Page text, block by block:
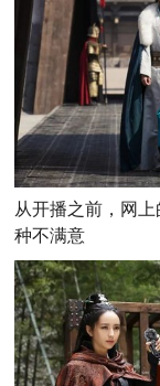
从开播之前，网
种不满意